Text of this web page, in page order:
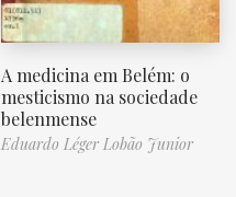
A medicina em Belém: o
mesticismo na sociedade
belenmense
Eduardo Léger Lobão Junior